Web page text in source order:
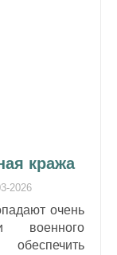
кража
2026
очень
военного
обеспечить